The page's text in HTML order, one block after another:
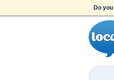
Do